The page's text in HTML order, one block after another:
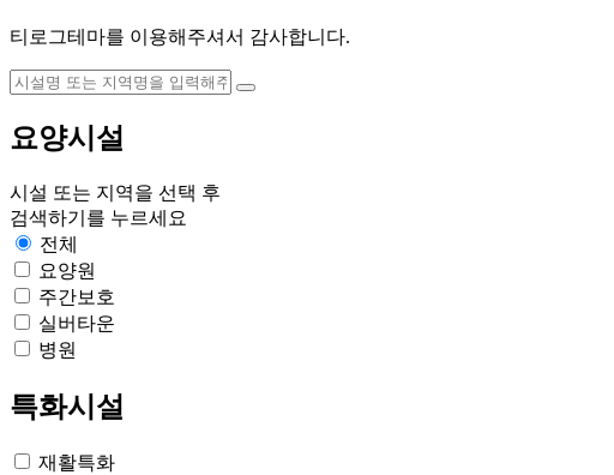
티로그테마를 이용해주셔서 감사합니다.
요양시설
시설 또는 지역을 선택 후
검색하기 를 누르세요
전체
요양원
주간보호
실버타운
병원
특화시설
재활특화